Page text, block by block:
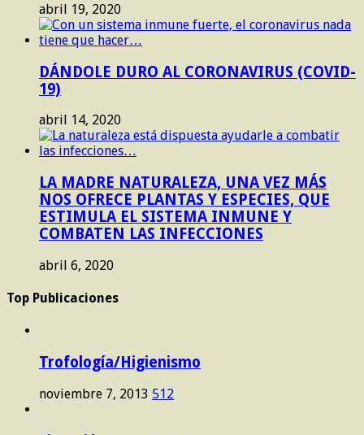
abril 19, 2020
DÁNDOLE DURO AL CORONAVIRUS (COVID-
19)
abril 14, 2020
LA MADRE NATURALEZA, UNA VEZ MÁS
NOS OFRECE PLANTAS Y ESPECIES, QUE
ESTIMULA EL SISTEMA INMUNE Y
COMBATEN LAS INFECCIONES
abril 6, 2020
Top Publicaciones
Trofología/Higienismo
noviembre 7, 2013 512